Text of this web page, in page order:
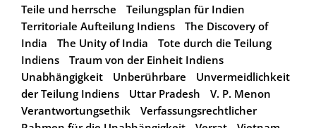
Teile und herrsche
Teilungsplan für Indien
Territoriale Aufteilung Indiens
The Discovery of
India
The Unity of India
Tote durch die Teilung
Indiens
Traum von der Einheit Indiens
Unabhängigkeit
Unberührbare
Unvermeidlichkeit
der Teilung Indiens
Uttar Pradesh
V. P. Menon
Verantwortungsethik
Verfassungsrechtlicher